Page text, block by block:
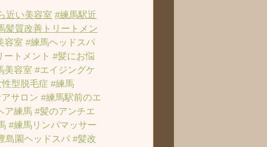
近い美容室 #練馬駅近
髪質改善トリートメン
容室 #練馬ヘッドスパ
ートメント #髪にお悩
美容室 #エイジングケ
性型脱毛症 #練馬
サロン #練馬駅前のエ
ア練馬 #髪のアンチエ
#練馬リンパマッサー
島園ヘッドスパ #髪改